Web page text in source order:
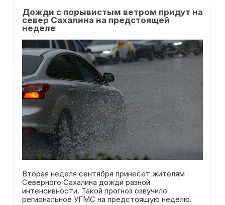
Дожди с порывистым ветром придут на
север Сахалина на предстоящей
неделе
Вторая неделя сентября принесет жителям
Северного Сахалина дожди разной
интенсивности. Такой прогноз озвучило
региональное УГМС на предстоящую неделю.